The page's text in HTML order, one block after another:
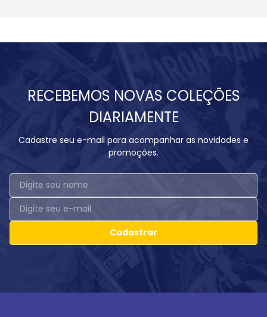
RECEBEMOS NOVAS COLEÇÕES
DIARIAMENTE
Cadastre seu e-mail para acompanhar as novidades e
promoções.
Cadastrar